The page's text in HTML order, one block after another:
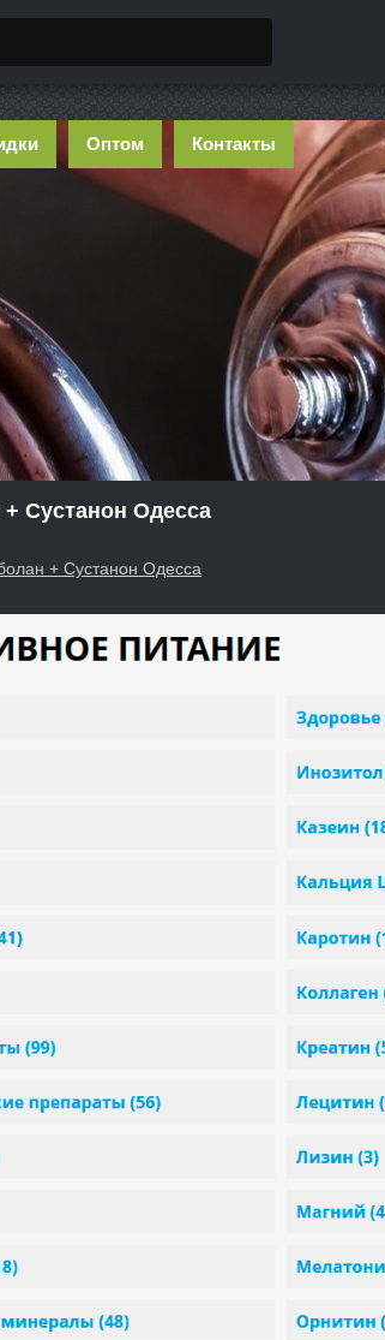
Оптом Контакты
Сустанон Одесса
+ Сустанон Одесса